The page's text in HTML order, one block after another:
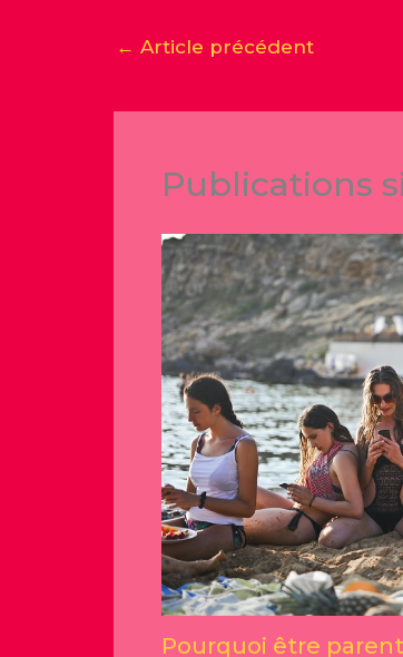
← Article précédent
Publications
Pourquoi être